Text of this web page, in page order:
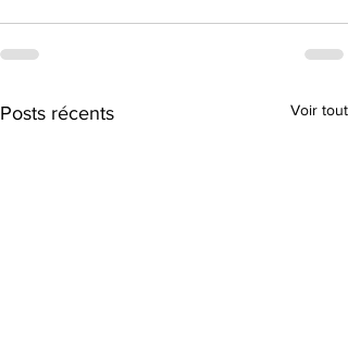
Posts récents Voir tout